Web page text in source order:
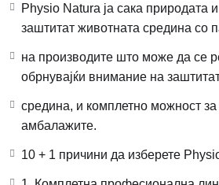
Physio Natura ја сака природата
заштитат животната средина со
на производите што може да се
обрнувајќи внимание на
средина, и комплетно можност
амбалажите.
10 + 1 причини да изберете